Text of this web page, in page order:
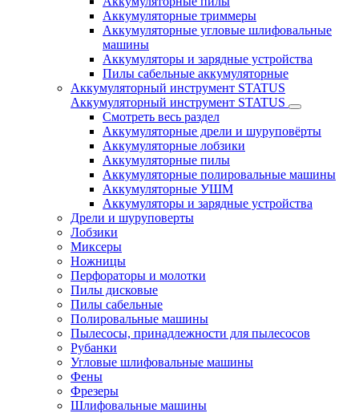
Аккумуляторные триммеры
Аккумуляторные угловые шлифовальные
машины
Аккумуляторы и зарядные устройства
Пилы сабельные аккумуляторные
Аккумуляторный инструмент STATUS
Аккумуляторный инструмент STATUS
Смотреть весь раздел
Аккумуляторные дрели и шуруповёрты
Аккумуляторные лобзики
Аккумуляторные пилы
Аккумуляторные полировальные машины
Аккумуляторные УШМ
Аккумуляторы и зарядные устройства
Дрели и шуруповерты
Лобзики
Миксеры
Ножницы
Перфораторы и молотки
Пилы дисковые
Пилы сабельные
Полировальные машины
Пылесосы, принадлежности для пылесосов
Рубанки
Угловые шлифовальные машины
Фены
Фрезеры
Шлифовальные машины